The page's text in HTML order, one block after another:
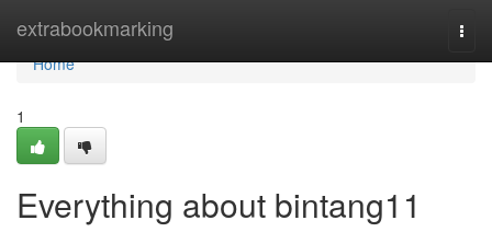
extrabookmarking
Home
Home
1
Everything about bintang11